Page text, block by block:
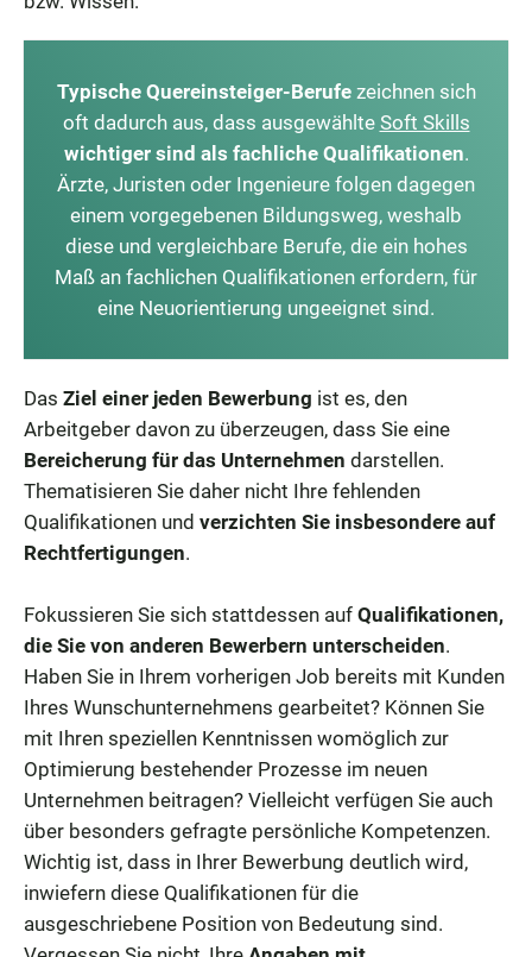
Typische Quereinsteiger-Berufezeichnen sich
oft dadurch aus, dass ausgewählte Soft Skills
wichtiger sind als fachliche Qualifikationen.
Ärzte, Juristen oder Ingenieure folgen dagegen
einem vorgegebenen Bildungsweg, weshalb
diese und vergleichbare Berufe, die ein hohes
Maß an fachlichen Qualifikationen erfordern, für
eine Neuorientierung ungeeignet sind.
Das Ziel einer jeden Bewerbung ist es, den
Arbeitgeber davon zu überzeugen, dass Sie eine
Bereicherung für das Unternehmen darstellen.
Thematisieren Sie daher nicht Ihre fehlenden
Qualifikationen und verzichten Sie insbesondere auf
Rechtfertigungen.
Fokussieren Sie sich stattdessen auf Qualifikationen,
die Sie von anderen Bewerbern unterscheiden.
Haben Sie in Ihrem vorherigen Job bereits mit Kunden
Ihres Wunschunternehmens gearbeitet? Können Sie
mit Ihren speziellen Kenntnissen womöglich zur
Optimierung bestehender Prozesse im neuen
Unternehmen beitragen? Vielleicht verfügen Sie auch
über besonders gefragte persönliche Kompetenzen.
Wichtig ist, dass in Ihrer Bewerbung deutlich wird,
inwiefern diese Qualifikationen für die
ausgeschriebene Position von Bedeutung sind.